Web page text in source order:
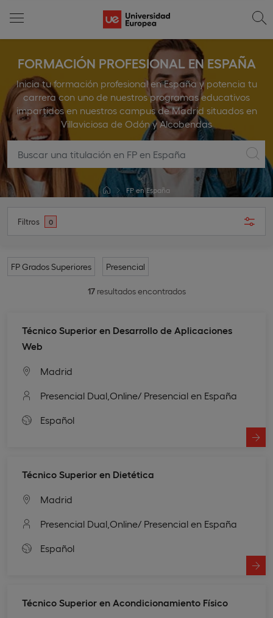
FORMACIÓN PROFESIONAL EN ESPAÑA
Inicia tu formación profesional en España y potencia tu
carrera con uno de nuestros programas educativos
impartidos en nuestros campus de Madrid situados en
Villaviciosa de Odón y Alcobendas
FP en España
Filtros 0
FP Grados Superiores Presencial
17resultados encontrados
Técnico Superior en Desarrollo de Aplicaciones
Web
Madrid
Presencial Dual, Online/ Presencial en España
Español
Técnico Superior en Dietética
Madrid
Presencial Dual, Online/ Presencial en España
Español
Técnico Superior en Acondicionamiento Físico